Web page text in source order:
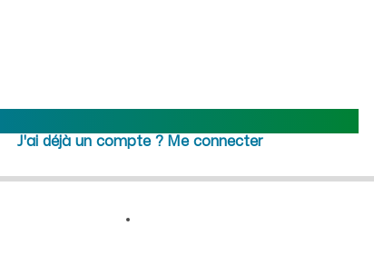
de ménage CDI/CDD
maideoàIzieu(01300)
J'ai déjà un compte ? Me connecter